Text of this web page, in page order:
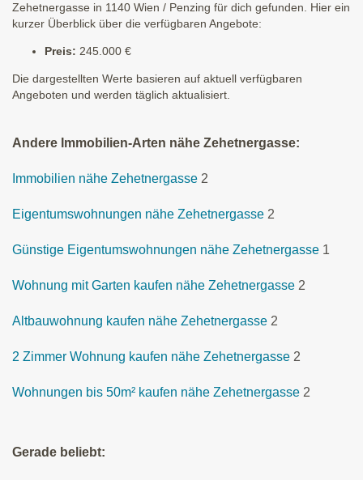
Zehetnergasse in 1140 Wien / Penzing für dich gefunden. Hier ein
kurzer Überblick über die verfügbaren Angebote:
Preis: 245.000 €
Die dargestellten Werte basieren auf aktuell verfügbaren
Angeboten und werden täglich aktualisiert.
Andere Immobilien-Arten nähe Zehetnergasse:
Immobilien nähe Zehetnergasse 2
Eigentumswohnungen nähe Zehetnergasse 2
Günstige Eigentumswohnungen nähe Zehetnergasse 1
Wohnung mit Garten kaufen nähe Zehetnergasse 2
Altbauwohnung kaufen nähe Zehetnergasse 2
2 Zimmer Wohnung kaufen nähe Zehetnergasse 2
Wohnungen bis 50m² kaufen nähe Zehetnergasse 2
Gerade beliebt: